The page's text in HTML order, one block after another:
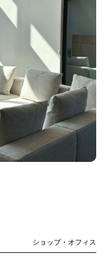
ショップ・オフィス